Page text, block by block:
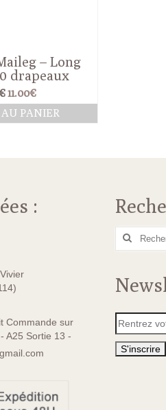
– Long
drapeaux
Le
prix
initial
11.00€Le
prix
actuel
PANIER
:
Commande sur
A25 Sortie 13 -
Rechercher